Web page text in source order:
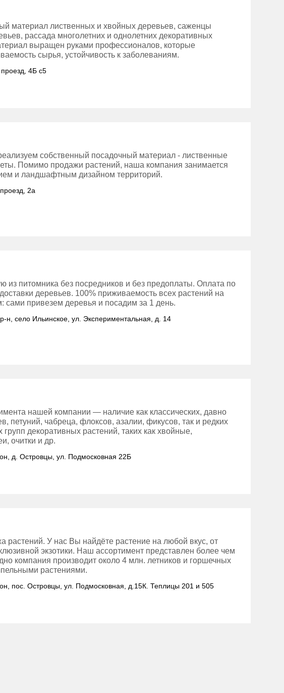
материал лиственных и хвойных деревьев, саженцы
рассада многолетних и однолетних декоративных
выращен руками профессионалов, которые
сырья, устойчивость к заболеваниям.
4Б с5
собственный посадочный материал - лиственные
Помимо продажи растений, наша компания занимается
и ландшафтным дизайном территорий.
2а
из питомника без посредников и без предоплаты. Оплата по
деревьев. 100% приживаемость всех растений на
привезем деревья и посадим за 1 день.
н, село Ильинское, ул. Экспериментальная, д. 14
нашей компании — наличие как классических, давно
петуний, чабреца, флоксов, азалии, фикусов, так и редких
групп декоративных растений, таких как хвойные,
очитки и др.
д. Островцы, ул. Подмосковная 22Б
растений. У нас Вы найдёте растение на любой вкус, от
экзотики. Наш ассортимент представлен более чем
компания производит около 4 млн. летников и горшечных
растениями.
пос. Островцы, ул. Подмосковная, д.15К. Теплицы 201 и 505